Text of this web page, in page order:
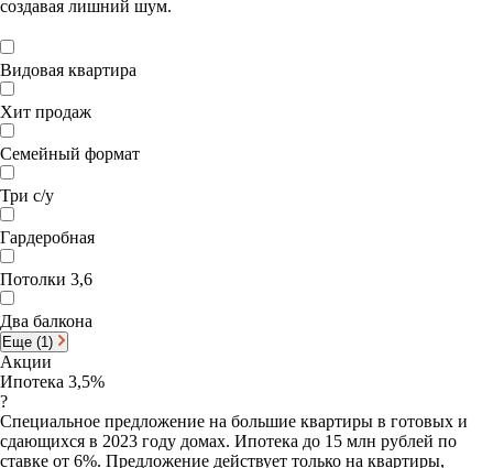
создавая лишний шум.
Видовая квартира
Хит продаж
Семейный формат
Три с/у
Гардеробная
Потолки 3,6
Два балкона
Еще (1)
Акции
Ипотека 3,5%
?
Специальное предложение на большие квартиры в готовых и
сдающихся в 2023 году домах. Ипотека до 15 млн рублей по
ставке от 6%. Предложение действует только на квартиры,